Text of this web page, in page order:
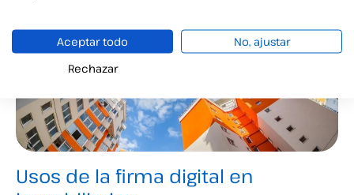
Usos de la firma digital en
Aceptar todo
No, ajustar
Rechazar